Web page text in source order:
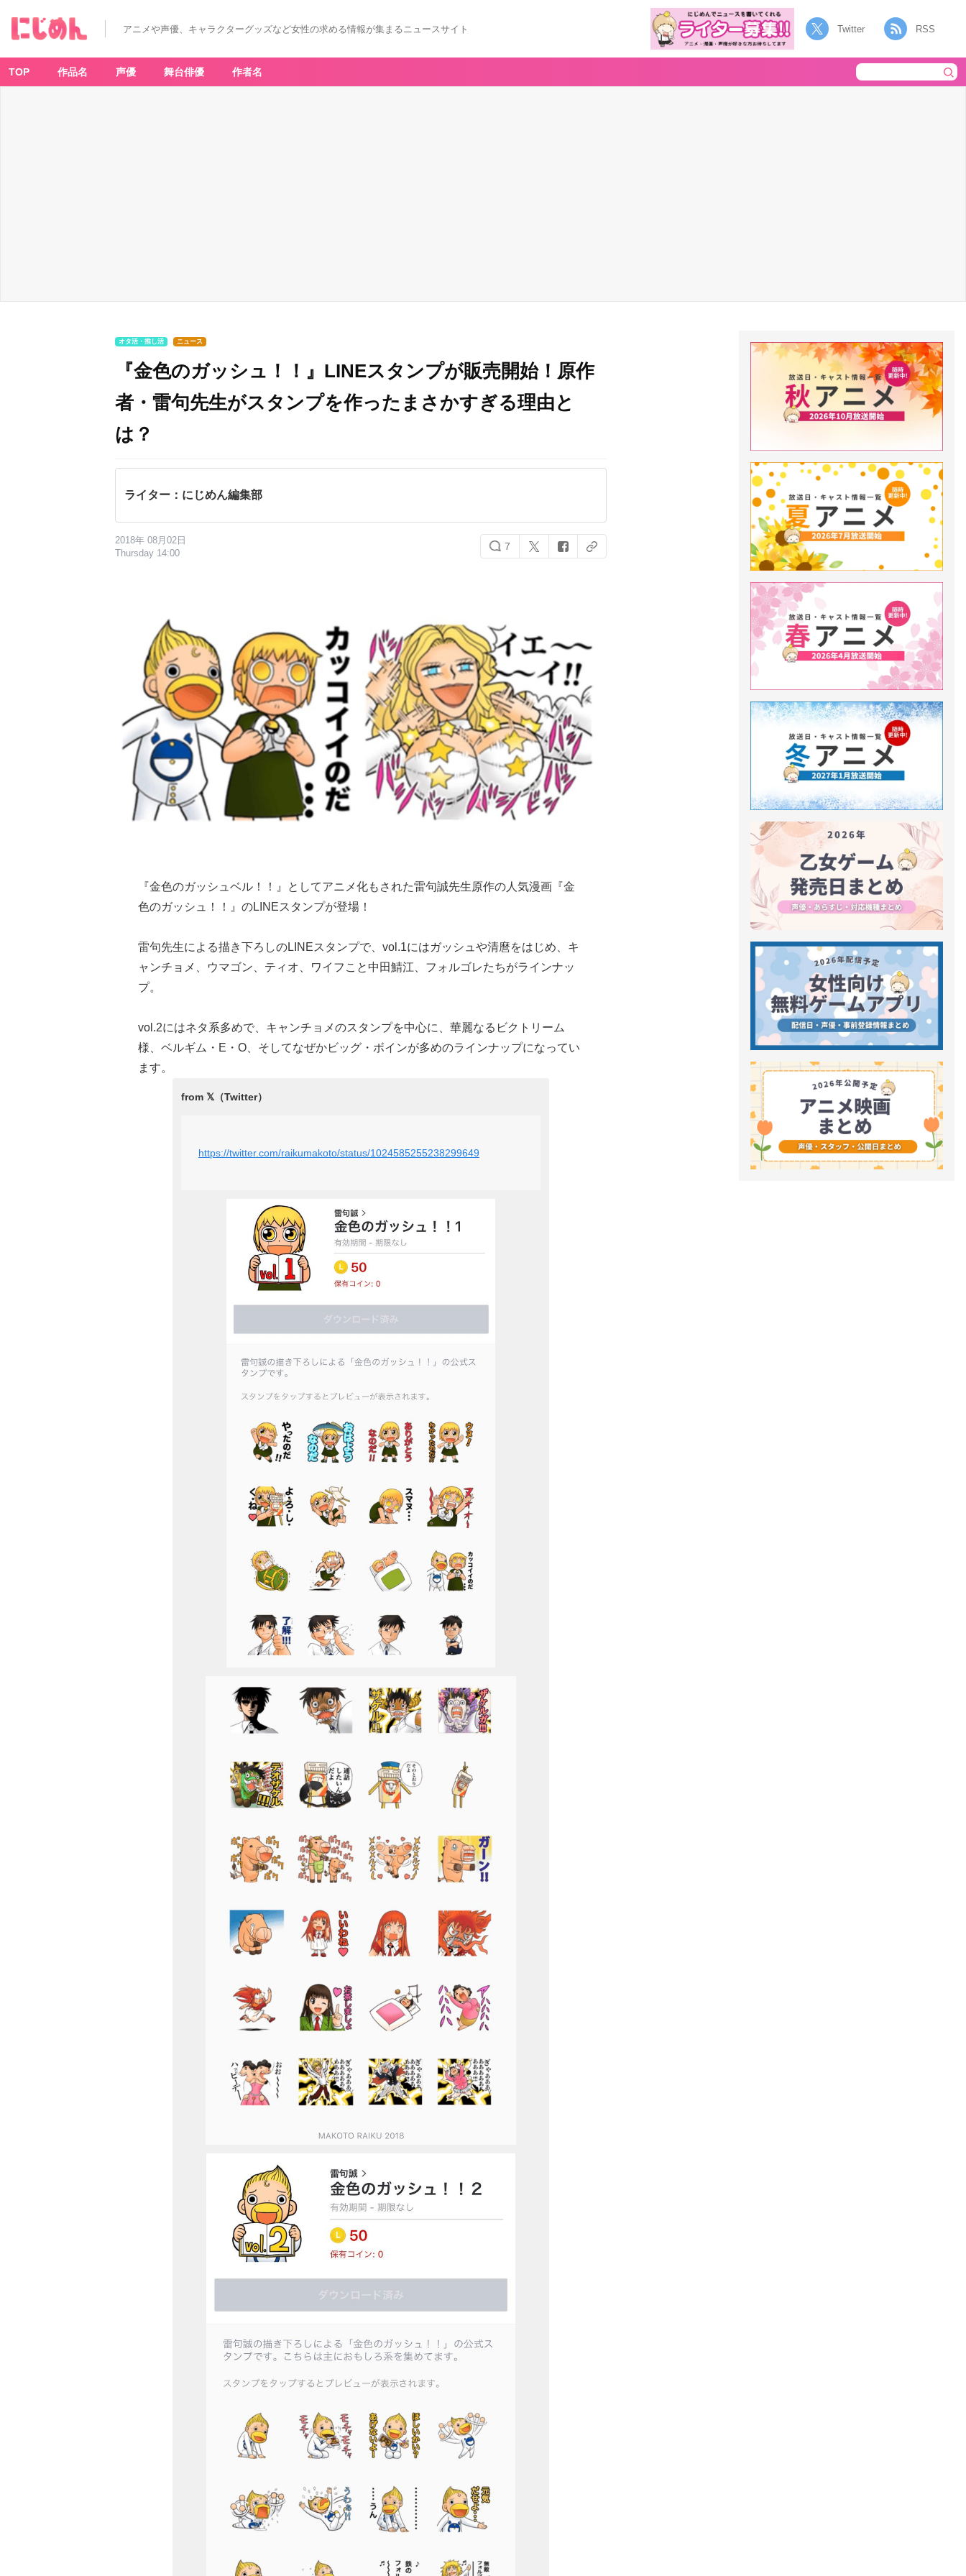
アニメや声優、キャラクターグッズなど女性の求める情報が集まるニュースサイト Twitter RSS
TOP 作品名 声優 舞台俳優 作者名
オタ活・推し活 ニュース
『金色のガッシュ！！』LINEスタンプが販売開始！原作
者・雷句先生がスタンプを作ったまさかすぎる理由と
は？
ライター：にじめん編集部
2018年 08月02日
Thursday 14:00
7
『金色のガッシュベル！！』としてアニメ化もされた雷句誠先生原作の人気漫画『金
色のガッシュ！！』のLINEスタンプが登場！
雷句先生による描き下ろしのLINEスタンプで、vol.1にはガッシュや清麿をはじめ、キ
ャンチョメ、ウマゴン、ティオ、ワイフこと中田鯖江、フォルゴレたちがラインナッ
プ。
vol.2にはネタ系多めで、キャンチョメのスタンプを中心に、華麗なるビクトリーム
様、ベルギム・E・O、そしてなぜかビッグ・ボインが多めのラインナップになってい
ます。
https://twitter.com/raikumakoto/status/1024585255238299649